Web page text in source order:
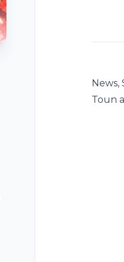
News,
Toun